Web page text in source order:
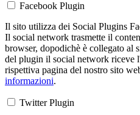
Facebook Plugin
Il sito utilizza dei Social Plugins
Il social network trasmette il
browser, dopodichè è collegato al
del plugin il social network riceve
rispettiva pagina del nostro sito
informazioni.
Twitter Plugin